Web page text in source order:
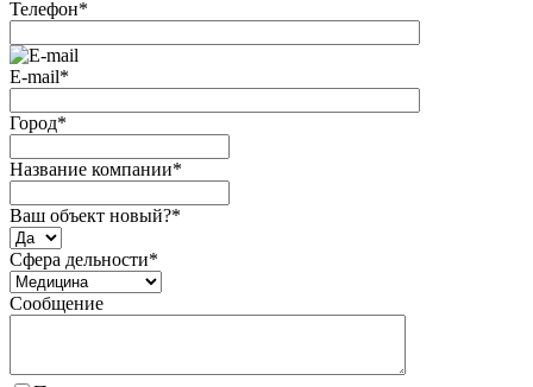
Телефон*
E-mail*
Город*
Название компании*
Ваш объект новый?*
Сфера дельности*
Сообщение